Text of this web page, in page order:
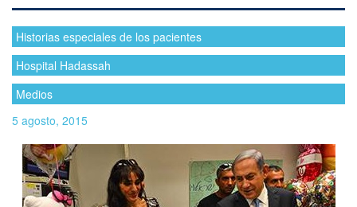
Historias especiales de los pacientes
Hospital Hadassah
Medios
5 agosto, 2015